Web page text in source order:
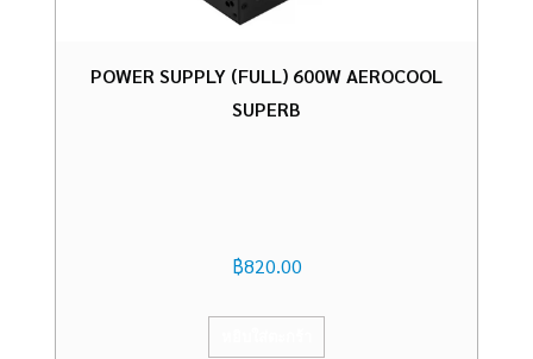
POWER SUPPLY (FULL) 600W AEROCOOL
SUPERB
฿820.00